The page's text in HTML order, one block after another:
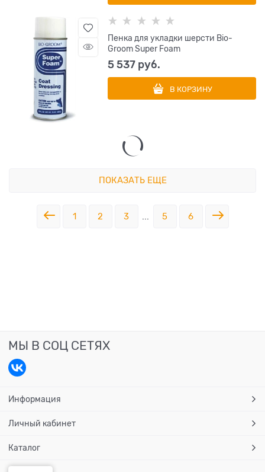
Пенка для укладки шерсти Bio-
Groom Super Foam
5 537 руб.
В КОРЗИНУ
ПОКАЗАТЬ ЕЩЕ
1 2 3 5 6
МЫ В СОЦ СЕТЯХ
Информация
Личный кабинет
Каталог